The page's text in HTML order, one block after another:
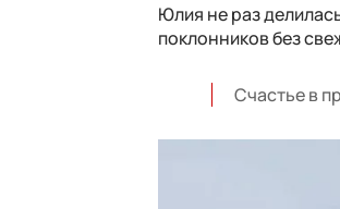
Юлия не раз
поклонников без
Счастье в